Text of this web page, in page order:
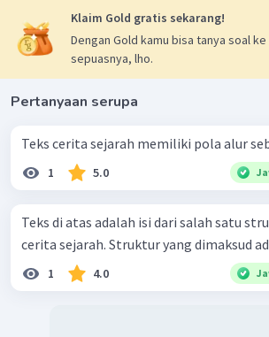
Klaim Gold gratis sekarang!
Dengan Gold kamu bisa tanya soal ke
sepuasnya, lho.
Pertanyaan serupa
Teks cerita sejarah memiliki pola alur
1 5.0
Teks di atas adalah isi dari salah satu
cerita sejarah. Struktur yang dimaksud
1 4.0